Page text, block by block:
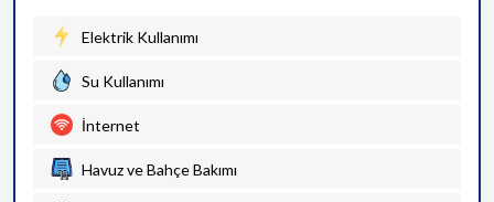
Elektrik Kullanımı
Su Kullanımı
İnternet
Havuz ve Bahçe Bakımı